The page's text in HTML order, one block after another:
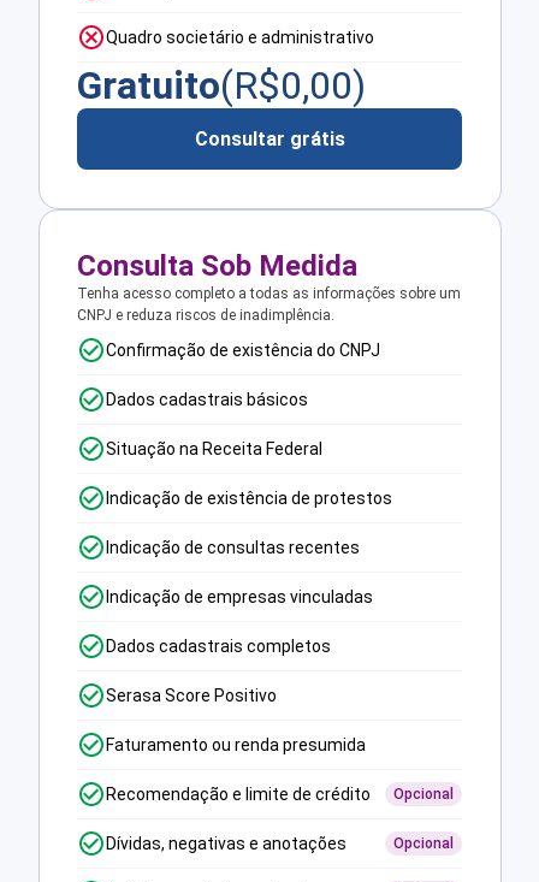
Quadro societário e administrativo
Gratuito(R$0,00)
Consultar grátis
Consulta Sob Medida
Tenha acesso completo a todas as informações sobre um
CNPJ e reduza riscos de inadimplência.
Confirmação de existência do CNPJ
Dados cadastrais básicos
Situação na Receita Federal
Indicação de existência de protestos
Indicação de consultas recentes
Indicação de empresas vinculadas
Dados cadastrais completos
Serasa Score Positivo
Faturamento ou renda presumida
Recomendação e limite de crédito Opcional
Dívidas, negativas e anotações Opcional